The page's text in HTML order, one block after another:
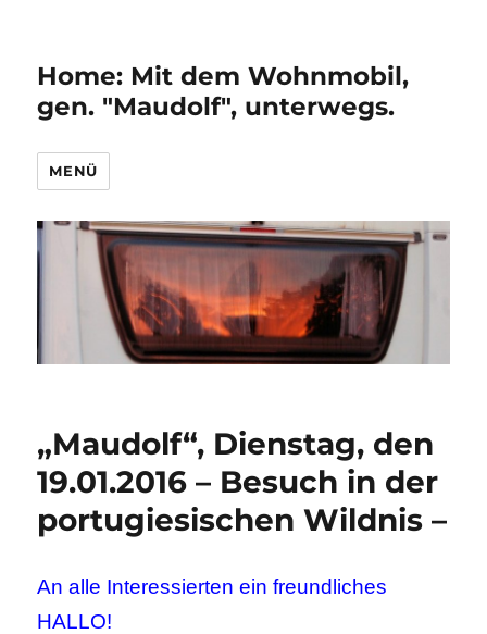
Home: Mit dem Wohnmobil,
gen. "Maudolf", unterwegs.
MENÜ
„Maudolf“, Dienstag, den
19.01.2016 – Besuch in der
portugiesischen Wildnis –
An alle Interessierten ein freundliches
HALLO!